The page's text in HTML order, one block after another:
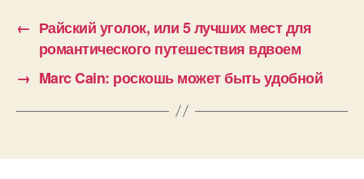
← Райский уголок, или 5 лучших мест для
романтического путешествия вдвоем
→ Marc Cain: роскошь может быть удобной